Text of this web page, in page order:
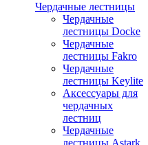
Чердачные лестницы
Чердачные
лестницы Docke
Чердачные
лестницы Fakro
Чердачные
лестницы Keylite
Аксессуары для
чердачных
лестниц
Чердачные
лестницы Astark